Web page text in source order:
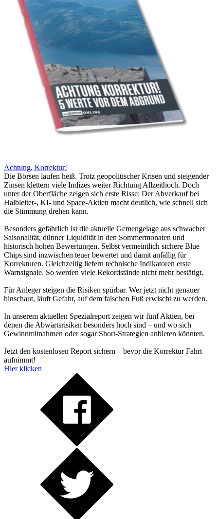
Achtung, Korrektur!
Die Börsen laufen heiß. Trotz geopolitischer Krisen und steigender
Zinsen klettern viele Indizes weiter Richtung Allzeithoch. Doch
unter der Oberfläche zeigen sich erste Risse: Der Abverkauf bei
Halbleiter-, KI- und Space-Aktien macht deutlich, wie schnell sich
die Stimmung drehen kann.
Besonders gefährlich ist die aktuelle Gemengelage aus schwacher
Saisonalität, dünner Liquidität in den Sommermonaten und
historisch hohen Bewertungen. Selbst vermeintlich sichere Blue
Chips sind inzwischen teuer bewertet und damit anfällig für
Korrekturen. Gleichzeitig liefern technische Indikatoren erste
Warnsignale. So werden viele Rekordstände nicht mehr bestätigt.
Für Anleger steigen die Risiken spürbar. Wer jetzt nicht genauer
hinschaut, läuft Gefahr, auf dem falschen Fuß erwischt zu werden.
In unserem aktuellen Spezialreport zeigen wir fünf Aktien, bei
denen die Abwärtsrisiken besonders hoch sind – und wo sich
Gewinnmitnahmen oder sogar Short-Strategien anbieten könnten.
Jetzt den kostenlosen Report sichern – bevor die Korrektur Fahrt
aufnimmt!
Hier klicken